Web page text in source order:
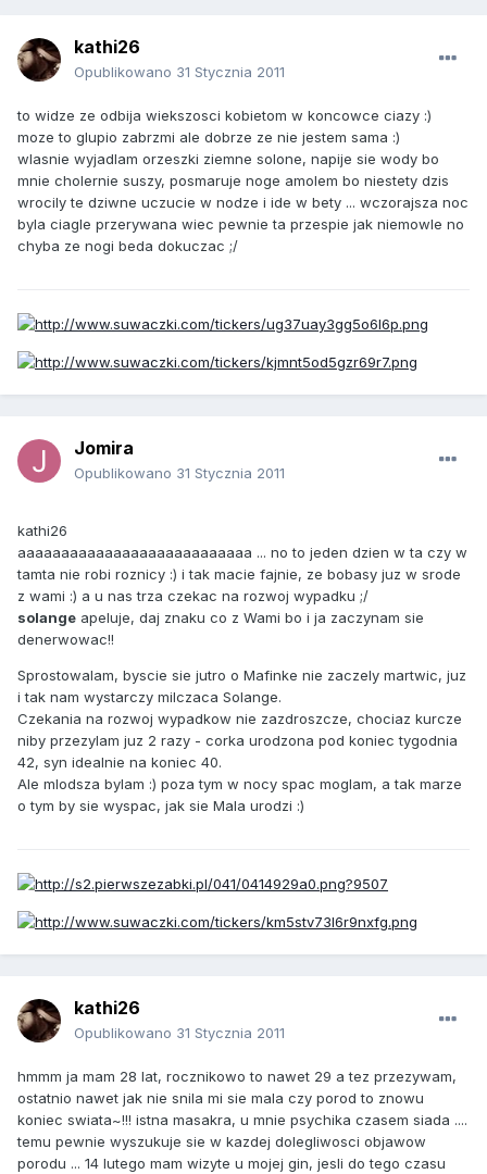
kathi26
Opublikowano 31 Stycznia 2011
to widze ze odbija wiekszosci kobietom w koncowce ciazy :)
moze to glupio zabrzmi ale dobrze ze nie jestem sama :)
wlasnie wyjadlam orzeszki ziemne solone, napije sie wody bo
mnie cholernie suszy, posmaruje noge amolem bo niestety dzis
wrocily te dziwne uczucie w nodze i ide w bety ... wczorajsza noc
byla ciagle przerywana wiec pewnie ta przespie jak niemowle no
chyba ze nogi beda dokuczac ;/
Jomira
Opublikowano 31 Stycznia 2011
kathi26
aaaaaaaaaaaaaaaaaaaaaaaaaaa ... no to jeden dzien w ta czy w
tamta nie robi roznicy :) i tak macie fajnie, ze bobasy juz w srode
z wami :) a u nas trza czekac na rozwoj wypadku ;/
solange apeluje, daj znaku co z Wami bo i ja zaczynam sie
denerwowac!!
Sprostowalam, byscie sie jutro o Mafinke nie zaczely martwic, juz
i tak nam wystarczy milczaca Solange.
Czekania na rozwoj wypadkow nie zazdroszcze, chociaz kurcze
niby przezylam juz 2 razy - corka urodzona pod koniec tygodnia
42, syn idealnie na koniec 40.
Ale mlodsza bylam :) poza tym w nocy spac moglam, a tak marze
o tym by sie wyspac, jak sie Mala urodzi :)
kathi26
Opublikowano 31 Stycznia 2011
hmmm ja mam 28 lat, rocznikowo to nawet 29 a tez przezywam,
ostatnio nawet jak nie snila mi sie mala czy porod to znowu
koniec swiata~!!! istna masakra, u mnie psychika czasem siada ....
temu pewnie wyszukuje sie w kazdej dolegliwosci objawow
porodu ... 14 lutego mam wizyte u mojej gin, jesli do tego czasu